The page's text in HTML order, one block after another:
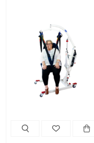
Sarf Malzemeleri
Tıbbi Tekstil Ürünleri
Varis Çorapları